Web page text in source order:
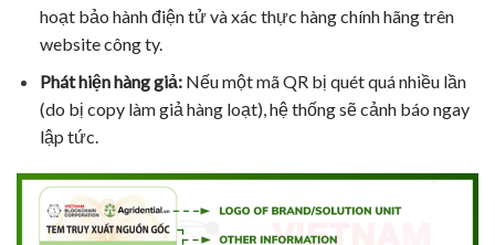
hoạt bảo hành điện tử và xác thực hàng chính hãng trên
website công ty.
Phát hiện hàng giả:Nếu một mã QR bị quét quá nhiều lần
(do bị copy làm giả hàng loạt), hệ thống sẽ cảnh báo ngay
lập tức.